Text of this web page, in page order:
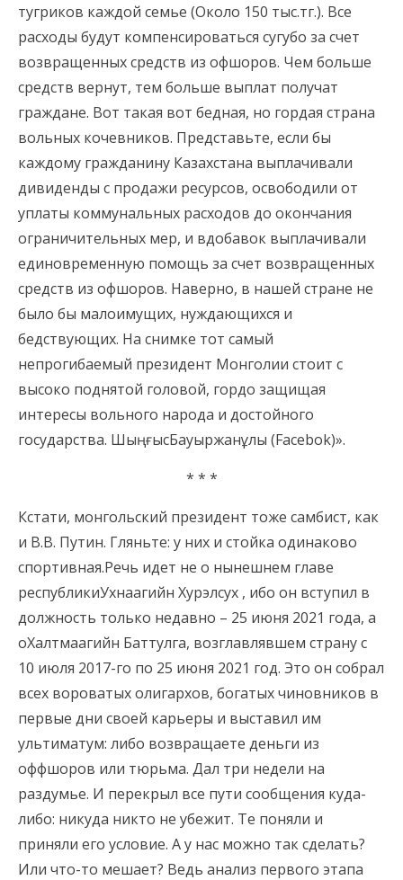
тугриков каждой семье (Около 150 тыс.тг.). Все
расходы будут компенсироваться сугубо за счет
возвращенных средств из офшоров. Чем больше
средств вернут, тем больше выплат получат
граждане. Вот такая вот бедная, но гордая страна
вольных кочевников. Представьте, если бы
каждому гражданину Казахстана выплачивали
дивиденды с продажи ресурсов, освободили от
уплаты коммунальных расходов до окончания
ограничительных мер, и вдобавок выплачивали
единовременную помощь за счет возвращенных
средств из офшоров. Наверно, в нашей стране не
было бы малоимущих, нуждающихся и
бедствующих. На снимке тот самый
непрогибаемый президент Монголии стоит с
высоко поднятой головой, гордо защищая
интересы вольного народа и достойного
государства. ШыңғысБауыржанұлы (Facebok)».
* * *
Кстати, монгольский президент тоже самбист, как
и В.В. Путин. Гляньте: у них и стойка одинаково
спортивная.Речь идет не о нынешнем главе
республикиУхнаагийн Хурэлсух , ибо он вступил в
должность только недавно – 25 июня 2021 года, а
оХалтмаагийн Баттулга, возглавлявшем страну с
10 июля 2017-го по 25 июня 2021 год. Это он собрал
всех вороватых олигархов, богатых чиновников в
первые дни своей карьеры и выставил им
ультиматум: либо возвращаете деньги из
оффшоров или тюрьма. Дал три недели на
раздумье. И перекрыл все пути сообщения куда-
либо: никуда никто не убежит. Те поняли и
приняли его условие. А у нас можно так сделать?
Или что-то мешает? Ведь анализ первого этапа